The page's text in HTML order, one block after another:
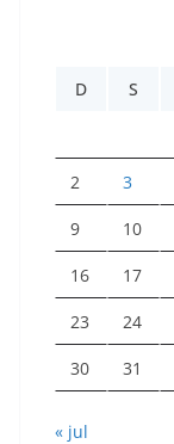
D
S
2 3
9 10
16 17
23 24
30 31
« jul